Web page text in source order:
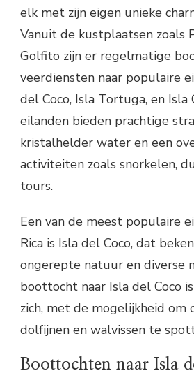
elk met zijn eigen unieke
Vanuit de kustplaatsen zoals
Golfito zijn er regelmatige
veerdiensten naar populaire
del Coco, Isla Tortuga, en Isla
eilanden bieden prachtige
kristalhelder water en een
activiteiten zoals snorkelen,
tours.
Een van de meest populaire
Rica is Isla del Coco, dat
ongerepte natuur en diverse
boottocht naar Isla del Coco
zich, met de mogelijkheid om
dolfijnen en walvissen te
Boottochten naar Isla